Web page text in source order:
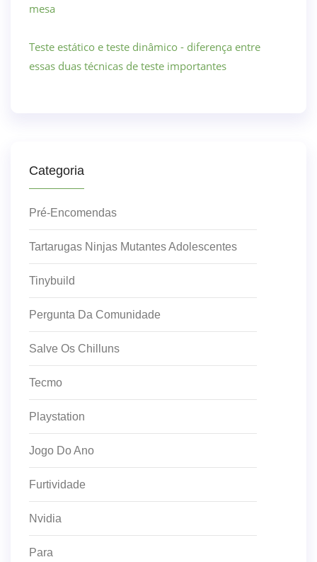
mesa
Teste estático e teste dinâmico - diferença entre
essas duas técnicas de teste importantes
Categoria
Pré-Encomendas
Tartarugas Ninjas Mutantes Adolescentes
Tinybuild
Pergunta Da Comunidade
Salve Os Chilluns
Tecmo
Playstation
Jogo Do Ano
Furtividade
Nvidia
Para